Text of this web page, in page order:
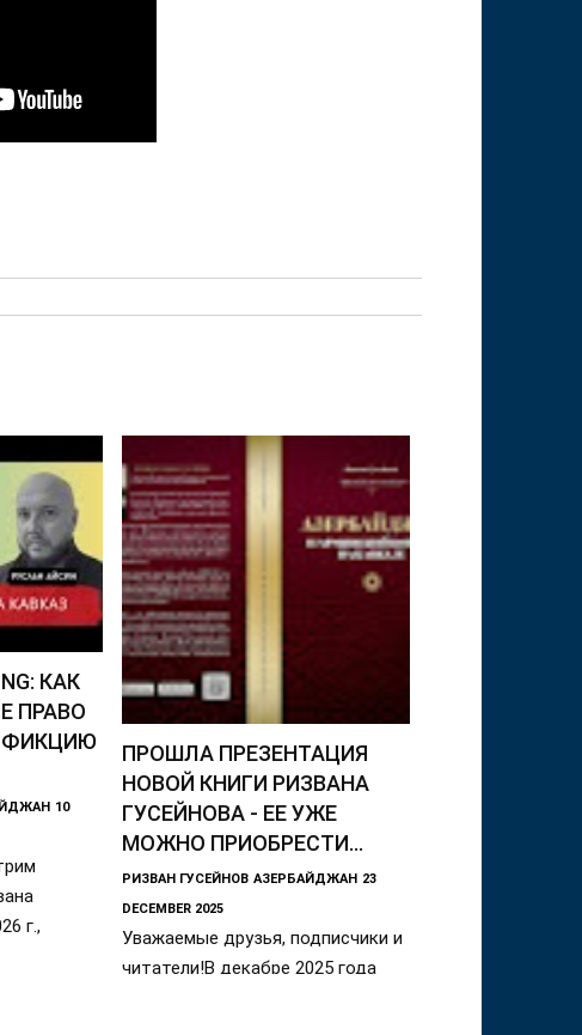
КАК
ПРАВО
ФИКЦИЮ
10
г.,
ПРОШЛА ПРЕЗЕНТАЦИЯ
НОВОЙ КНИГИ РИЗВАНА
ГУСЕЙНОВА - ЕЕ УЖЕ
МОЖНО ПРИОБРЕСТИ...
РИЗВАН ГУСЕЙНОВ АЗЕРБАЙДЖАН 23
DECEMBER 2025
Уважаемые друзья, подписчики и
читатели!В декабре 2025 года